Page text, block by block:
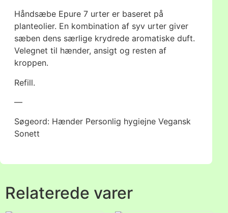
Håndsæbe Epure 7 urter er baseret på
planteolier. En kombination af syv urter giver
sæben dens særlige krydrede aromatiske duft.
Velegnet til hænder, ansigt og resten af
kroppen.
Refill.
—
Søgeord: Hænder Personlig hygiejne Vegansk
Sonett
Relaterede varer